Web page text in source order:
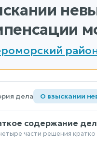
дела О взыскании
содержание
части решения кратко